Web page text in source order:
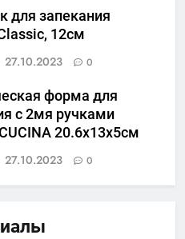
для запекания
12см
27.10.2023 0
форма для
с 2мя ручками
20.6x13x5см
27.10.2023 0